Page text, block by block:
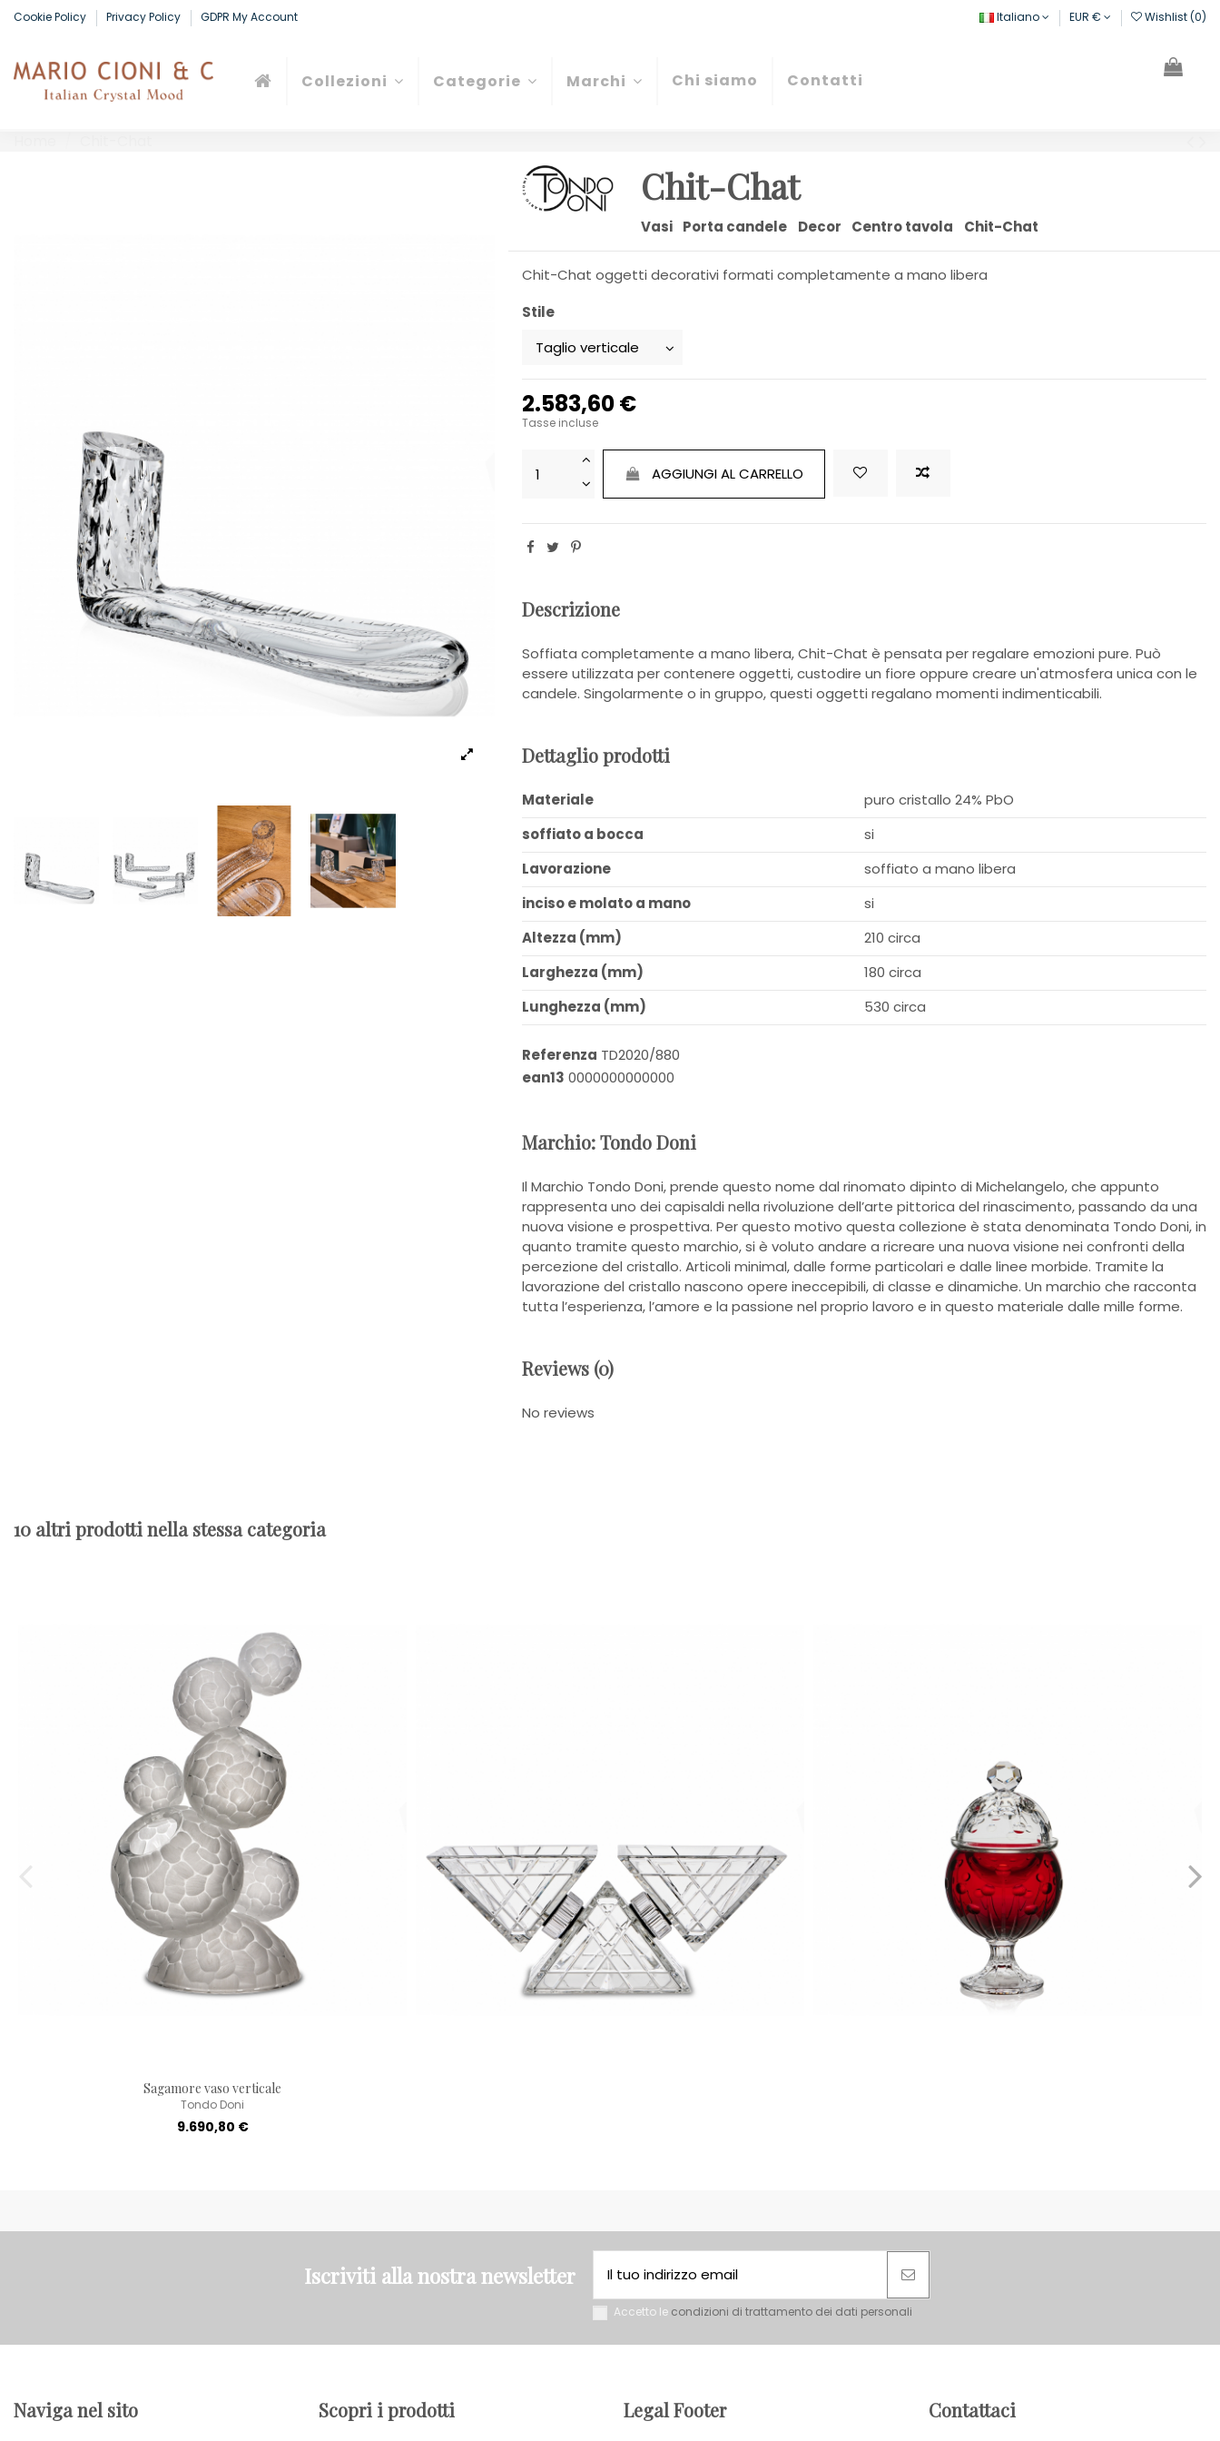
Cookie Policy Privacy Policy GDPR My Account Italiano EUR € Wishlist (0)
Collezioni Categorie Marchi Chi siamo Contatti
Chit-Chat
Vasi Porta candele Decor Centro tavola Chit-Chat
Chit-Chat oggetti decorativi formati completamente a mano libera
Stile
2.583,60 €
Tasse incluse
AGGIUNGI AL CARRELLO
Descrizione
Soffiata completamente a mano libera, Chit-Chat è pensata per regalare emozioni pure. Può
essere utilizzata per contenere oggetti, custodire un fiore oppure creare un'atmosfera unica con le
candele. Singolarmente o in gruppo, questi oggetti regalano momenti indimenticabili.
Dettaglio prodotti
Materiale
puro cristallo 24% PbO
soffiato a bocca
si
Lavorazione
soffiato a mano libera
inciso e molato a mano
si
Altezza (mm)
210 circa
Larghezza (mm)
180 circa
Lunghezza (mm)
530 circa
Referenza TD2020/880
ean13 0000000000000
Marchio: Tondo Doni
Il Marchio Tondo Doni, prende questo nome dal rinomato dipinto di Michelangelo, che appunto
rappresenta uno dei capisaldi nella rivoluzione dell’arte pittorica del rinascimento, passando da una
nuova visione e prospettiva. Per questo motivo questa collezione è stata denominata Tondo Doni, in
quanto tramite questo marchio, si è voluto andare a ricreare una nuova visione nei confronti della
percezione del cristallo. Articoli minimal, dalle forme particolari e dalle linee morbide. Tramite la
lavorazione del cristallo nascono opere ineccepibili, di classe e dinamiche. Un marchio che racconta
tutta l’esperienza, l’amore e la passione nel proprio lavoro e in questo materiale dalle mille forme.
Reviews (0)
No reviews
10 altri prodotti nella stessa categoria
Sagamore vaso verticale
Tondo Doni
9.690,80 €
Iscriviti alla nostra newsletter
Accetto le condizioni di trattamento dei dati personali
Naviga nel sito Scopri i prodotti Legal Footer Contattaci